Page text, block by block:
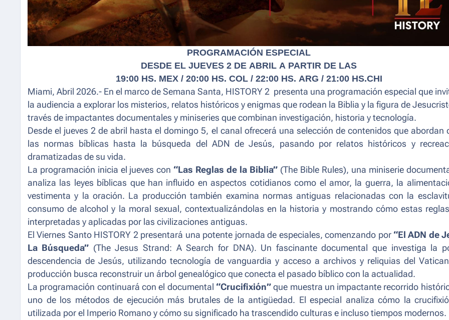
PROGRAMACIÓN ESPECIAL
DESDE EL JUEVES 2 DE ABRIL A PARTIR DE LAS
19:00 HS. MEX / 20:00 HS. COL / 22:00 HS. ARG / 21:00 HS.CHI
Miami, Abril 2026.- En el marco de Semana Santa, HISTORY 2 presenta una programación especial que
la audiencia a explorar los misterios, relatos históricos y enigmas que rodean la Biblia y la figura de
través de impactantes documentales y miniseries que combinan investigación, historia y tecnología.
Desde el jueves 2 de abril hasta el domingo 5, el canal ofrecerá una selección de contenidos que abordan
las normas bíblicas hasta la búsqueda del ADN de Jesús, pasando por relatos históricos y
dramatizadas de su vida.
La programación inicia el jueves con “Las Reglas de la Biblia” (The Bible Rules), una miniserie
analiza las leyes bíblicas que han influido en aspectos cotidianos como el amor, la guerra, la
vestimenta y la oración. La producción también examina normas antiguas relacionadas con la
consumo de alcohol y la moral sexual, contextualizándolas en la historia y mostrando cómo estas
interpretadas y aplicadas por las civilizaciones antiguas.
El Viernes Santo HISTORY 2 presentará una potente jornada de especiales, comenzando por “El ADN de
La Búsqueda” (The Jesus Strand: A Search for DNA). Un fascinante documental que investiga la
descendencia de Jesús, utilizando tecnología de vanguardia y acceso a archivos y reliquias del
producción busca reconstruir un árbol genealógico que conecta el pasado bíblico con la actualidad.
La programación continuará con el documental “Crucifixión” que muestra un impactante recorrido
uno de los métodos de ejecución más brutales de la antigüedad. El especial analiza cómo la
utilizada por el Imperio Romano y cómo su significado ha trascendido culturas e incluso tiempos modernos.